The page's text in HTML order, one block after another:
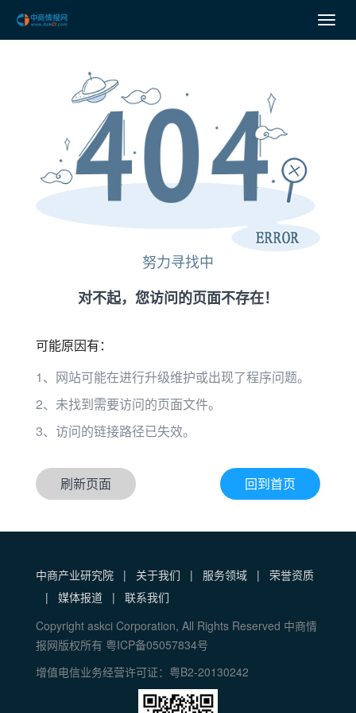
努力寻找中
对不起，您访问的页面不存在！
可能原因有：
1、网站可能在进行升级维护或出现了程序问题。
2、未找到需要访问的页面文件。
3、访问的链接路径已失效。
刷新页面 回到首页
中商产业研究院 | 关于我们 | 服务领域 |
荣誉资质
|
媒体报道 |
联系我们
Copyright askci Corporation, All Rights Reserved 中商情
报网版权所有 粤ICP备05057834号
增值电信业务经营许可证：粤B2-20130242